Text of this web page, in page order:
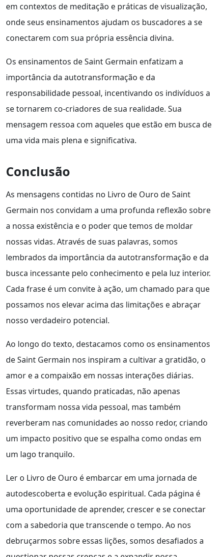
em contextos de meditação e práticas de visualização,
onde seus ensinamentos ajudam os buscadores a se
conectarem com sua própria essência divina.
Os ensinamentos de Saint Germain enfatizam a
importância da autotransformação e da
responsabilidade pessoal, incentivando os indivíduos a
se tornarem co-criadores de sua realidade. Sua
mensagem ressoa com aqueles que estão em busca de
uma vida mais plena e significativa.
Conclusão
As mensagens contidas no Livro de Ouro de Saint
Germain nos convidam a uma profunda reflexão sobre
a nossa existência e o poder que temos de moldar
nossas vidas. Através de suas palavras, somos
lembrados da importância da autotransformação e da
busca incessante pelo conhecimento e pela luz interior.
Cada frase é um convite à ação, um chamado para que
possamos nos elevar acima das limitações e abraçar
nosso verdadeiro potencial.
Ao longo do texto, destacamos como os ensinamentos
de Saint Germain nos inspiram a cultivar a gratidão, o
amor e a compaixão em nossas interações diárias.
Essas virtudes, quando praticadas, não apenas
transformam nossa vida pessoal, mas também
reverberam nas comunidades ao nosso redor, criando
um impacto positivo que se espalha como ondas em
um lago tranquilo.
Ler o Livro de Ouro é embarcar em uma jornada de
autodescoberta e evolução espiritual. Cada página é
uma oportunidade de aprender, crescer e se conectar
com a sabedoria que transcende o tempo. Ao nos
debruçarmos sobre essas lições, somos desafiados a